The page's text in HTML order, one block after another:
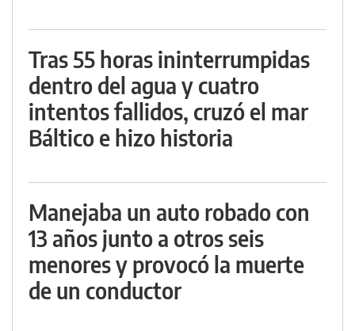
Tras 55 horas ininterrumpidas
dentro del agua y cuatro
intentos fallidos, cruzó el mar
Báltico e hizo historia
Manejaba un auto robado con
13 años junto a otros seis
menores y provocó la muerte
de un conductor